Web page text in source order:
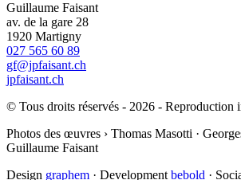
Guillaume Faisant
av. de la gare 28
1920 Martigny
027 565 60 89
gf@jpfaisant.ch
jpfaisant.ch
© Tous droits réservés - 2026 - Reproduction
Photos des œuvres › Thomas Masotti ·
Guillaume Faisant
Design graphem · Development bebold ·